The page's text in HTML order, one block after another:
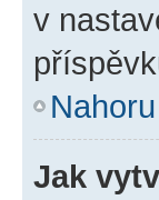
v
Nahoru
Jak